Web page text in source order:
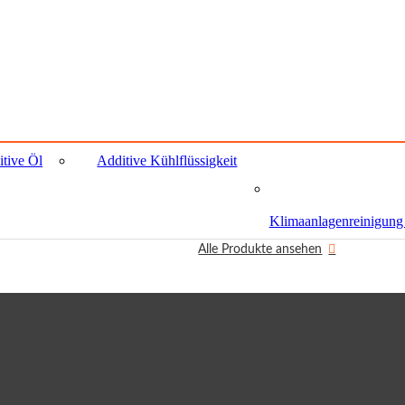
Öl Additive Kühlflüssigkeit
Alle Produkte ansehen